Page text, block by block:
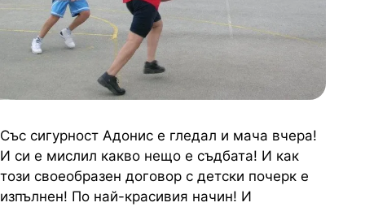
Със сигурност Адонис е гледал и мача вчера!
И си е мислил какво нещо е съдбата! И как
този своеобразен договор с детски почерк е
изпълнен! По най-красивия начин! И